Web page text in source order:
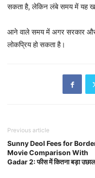
सकता है, लेकिन लंबे समय में यह
आने वाले समय में अगर सरकार और
लोकप्रिय हो सकता है।
Previous article
Sunny Deol Fees for
Movie Comparison With
Gadar 2: फीस में कितना बड़ा